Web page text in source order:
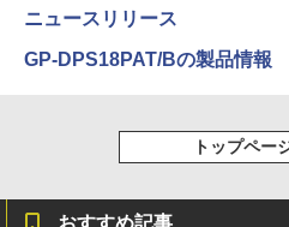
ルーライト
￥10,143
4
【全巻】
（ジャンプ
【2026年ア
レスイヤホン
セリング 自動
付き 防水 タ
学/WEB会議(
BUGS LIFE
On My Road
コカ・コーラ
￥1,653
スーパーの
版ビッグガン
ONE PIECE
ニュースリリース
GP-DPS18PAT/Bの製品情報
トップペー
おすすめ記事